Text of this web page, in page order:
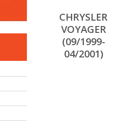
CHRYSLER
VOYAGER
(09/1999-
04/2001)